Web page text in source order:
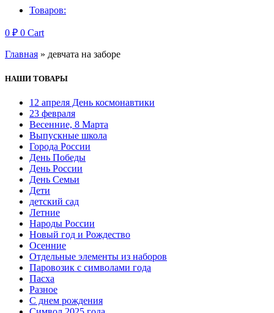
Товаров:
0 ₽ 0 Cart
Главная » девчата на заборе
НАШИ ТОВАРЫ
12 апреля День космонавтики
23 февраля
Весенние, 8 Марта
Выпускные школа
Города России
День Победы
День России
День Семьи
Дети
детский сад
Летние
Народы России
Новый год и Рождество
Осенние
Отдельные элементы из наборов
Паровозик с символами года
Пасха
Разное
С днем рождения